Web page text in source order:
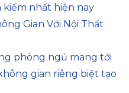
nhất hiện nay
Gian Với Nội Thất
phòng ngủ mang tới
gian riêng biệt tạo